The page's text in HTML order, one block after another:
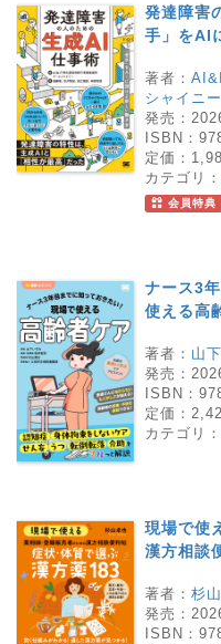
発達障害
手」をAI
著者：
シャイニー
発売：
ISBN：
定価：
カテゴリ：
会員特典
ナース3
使える高
著者： 山
発売：
ISBN：
定価：
カテゴリ：
現場で使
漢方相談
著者： 杉
発売：
ISBN：